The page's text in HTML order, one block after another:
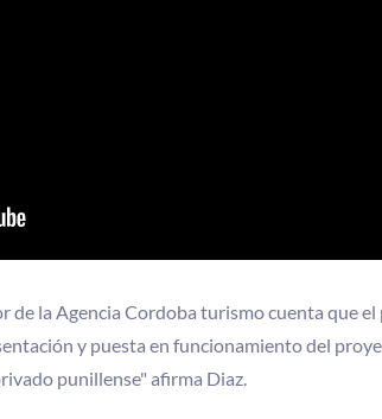
de la Agencia Cordoba turismo cuenta que
y puesta en funcionamiento del
punillense" afirma Diaz.